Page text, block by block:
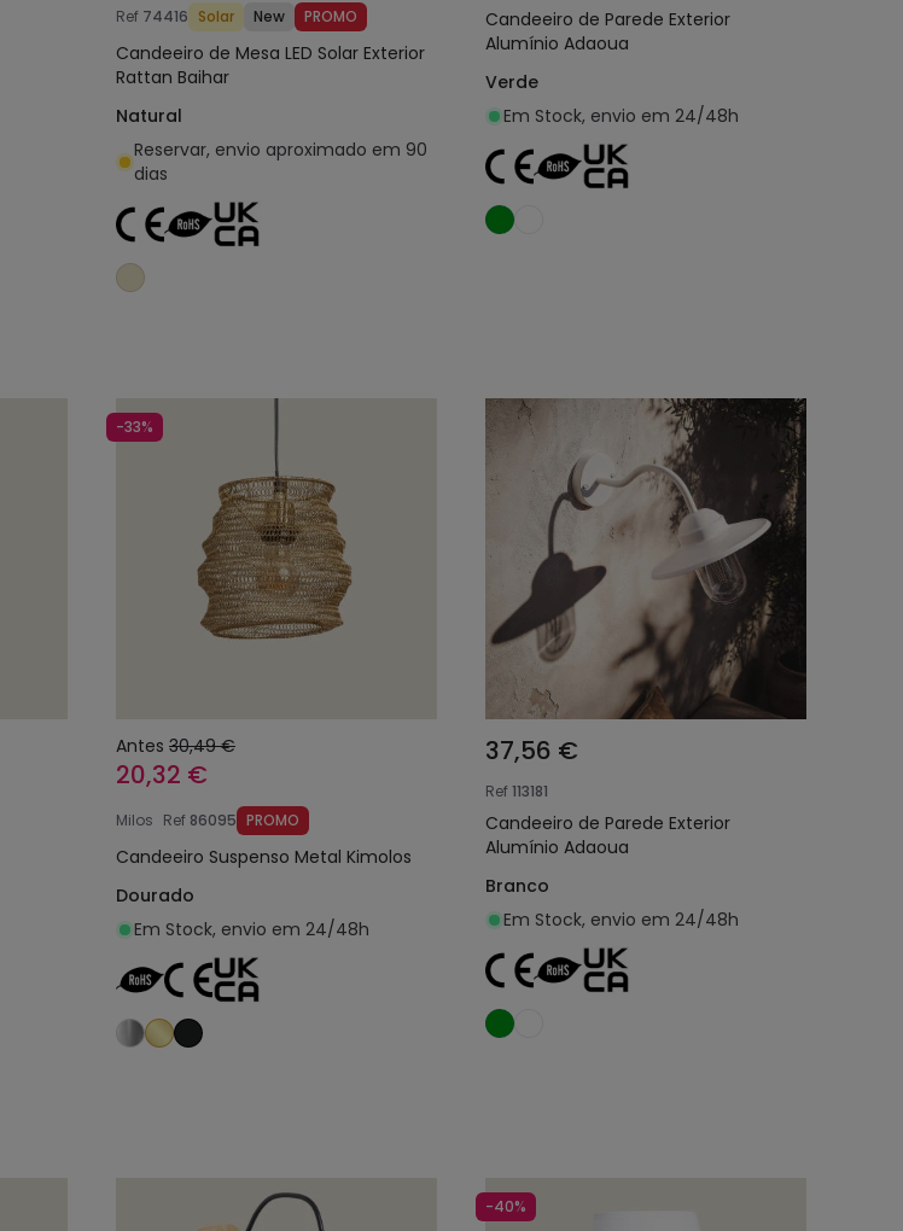
Ref 74416 Solar New PROMO
Candeeiro de Mesa LED Solar Exterior
Rattan Baihar
Natural
Reservar, envio aproximado em 90
dias
Candeeiro de Parede Exterior
Alumínio Adaoua
Verde
Em Stock, envio em 24/48h
-33%
Antes 30,49 €
20,32 €
Milos Ref 86095 PROMO
Candeeiro Suspenso Metal Kimolos
Dourado
Em Stock, envio em 24/48h
37,56 €
Ref113181
Candeeiro de Parede Exterior
Alumínio Adaoua
Branco
Em Stock, envio em 24/48h
-40%